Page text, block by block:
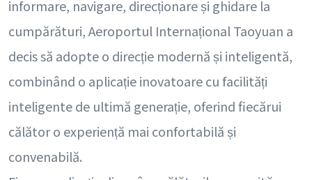
informare, navigare, direcționare și ghidare la
cumpărături, Aeroportul Internațional Taoyuan a
decis să adopte o direcție modernă și inteligentă,
combinând o aplicație inovatoare cu facilități
inteligente de ultimă generație, oferind fiecărui
călător o experiență mai confortabilă și
convenabilă.